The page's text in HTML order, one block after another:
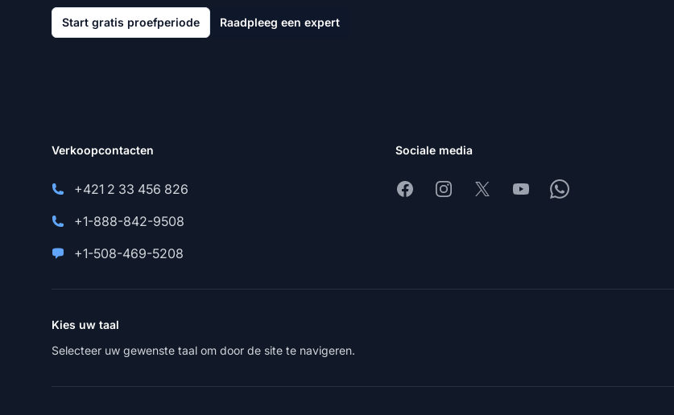
Start gratis proefperiode Raadpleeg een expert
Verkoopcontacten
+421 2 33 456 826
+1-888-842-9508
+1-508-469-5208
Sociale media
FacebookInstagram
X YoutubeWhatsapp
Kies uw taal
Selecteer uw gewenste taal om door de site te navigeren.